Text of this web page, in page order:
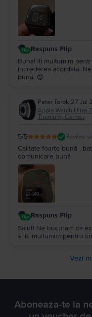
Raspuns Flip
Buna! Iti multumim
increderea acordata.
buna. 😍
Peter Torok,27 Jul
Apple Watch Ultra
Titanium, Ca nou
5/5 Review
Calitate foarte bună ,
comunicare bună
Raspuns Flip
Salut! Ne bucuram ca
si iti multumim pentru
Vezi
Aboneaza-te la